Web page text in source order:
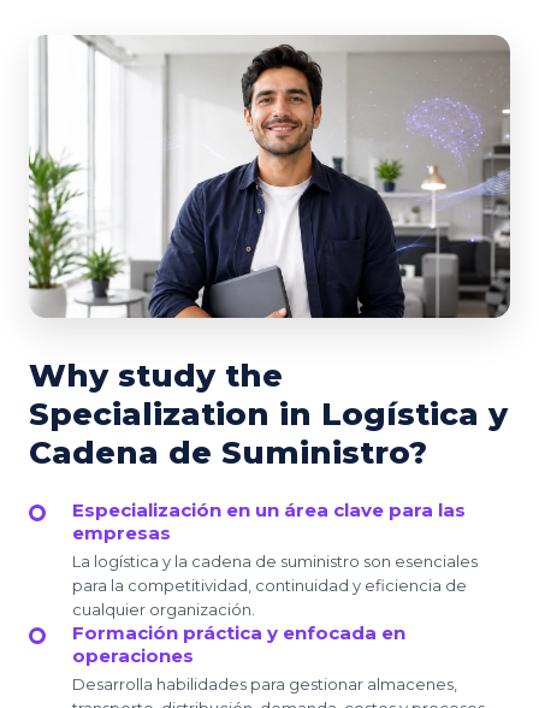
Why study the
Specialization in Logística y
Cadena de Suministro?
Especialización en un área clave para las
empresas
La logística y la cadena de suministro son esenciales
para la competitividad, continuidad y eficiencia de
cualquier organización.
Formación práctica y enfocada en
operaciones
Desarrolla habilidades para gestionar almacenes,